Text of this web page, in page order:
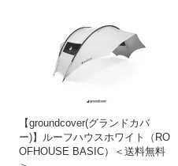
【groundcover(グランドカバ
ー)】ルーフハウスホワイト（RO
OFHOUSE BASIC）＜送料無料